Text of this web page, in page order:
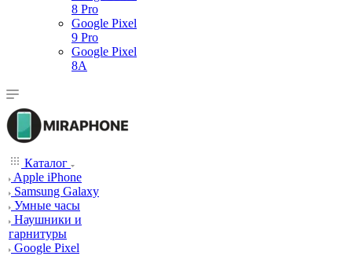
8 Pro
Google Pixel
9 Pro
Google Pixel
8A
Каталог
Apple iPhone
Samsung Galaxy
Умные часы
Наушники и
гарнитуры
Google Pixel